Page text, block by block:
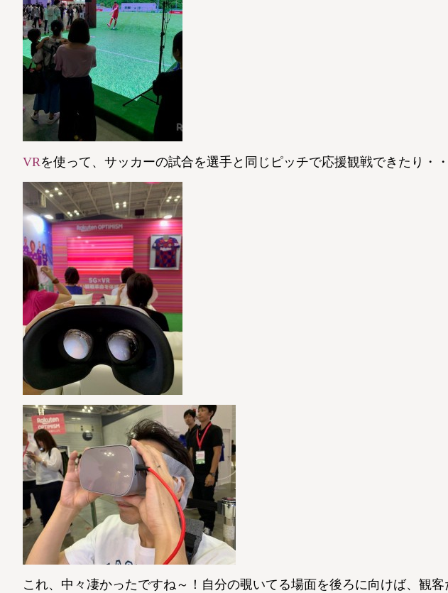
VRを使って、サッカーの試合を選手と同じピッチで応援観戦できたり・・
これ、中々凄かったですね～！自分の覗いてる場面を後ろに向けば、観